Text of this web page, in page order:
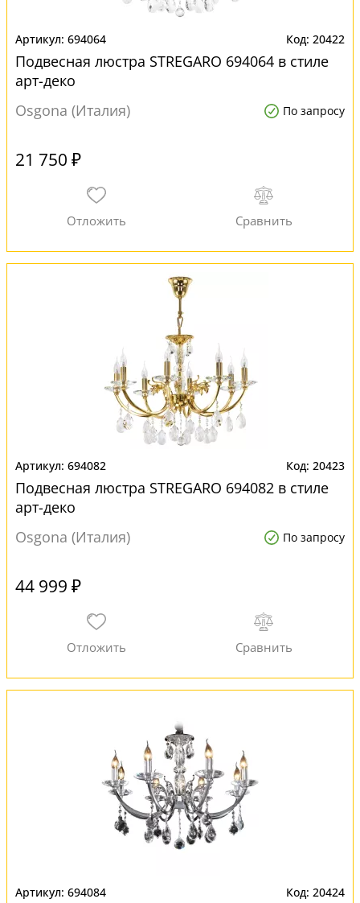
694064 20422
Подвесная люстра STREGARO 694064 в стиле
арт-деко
Osgona (Италия)
По запросу
21 750 ₽
694082 20423
Подвесная люстра STREGARO 694082 в стиле
арт-деко
Osgona (Италия)
По запросу
44 999 ₽
694084 20424